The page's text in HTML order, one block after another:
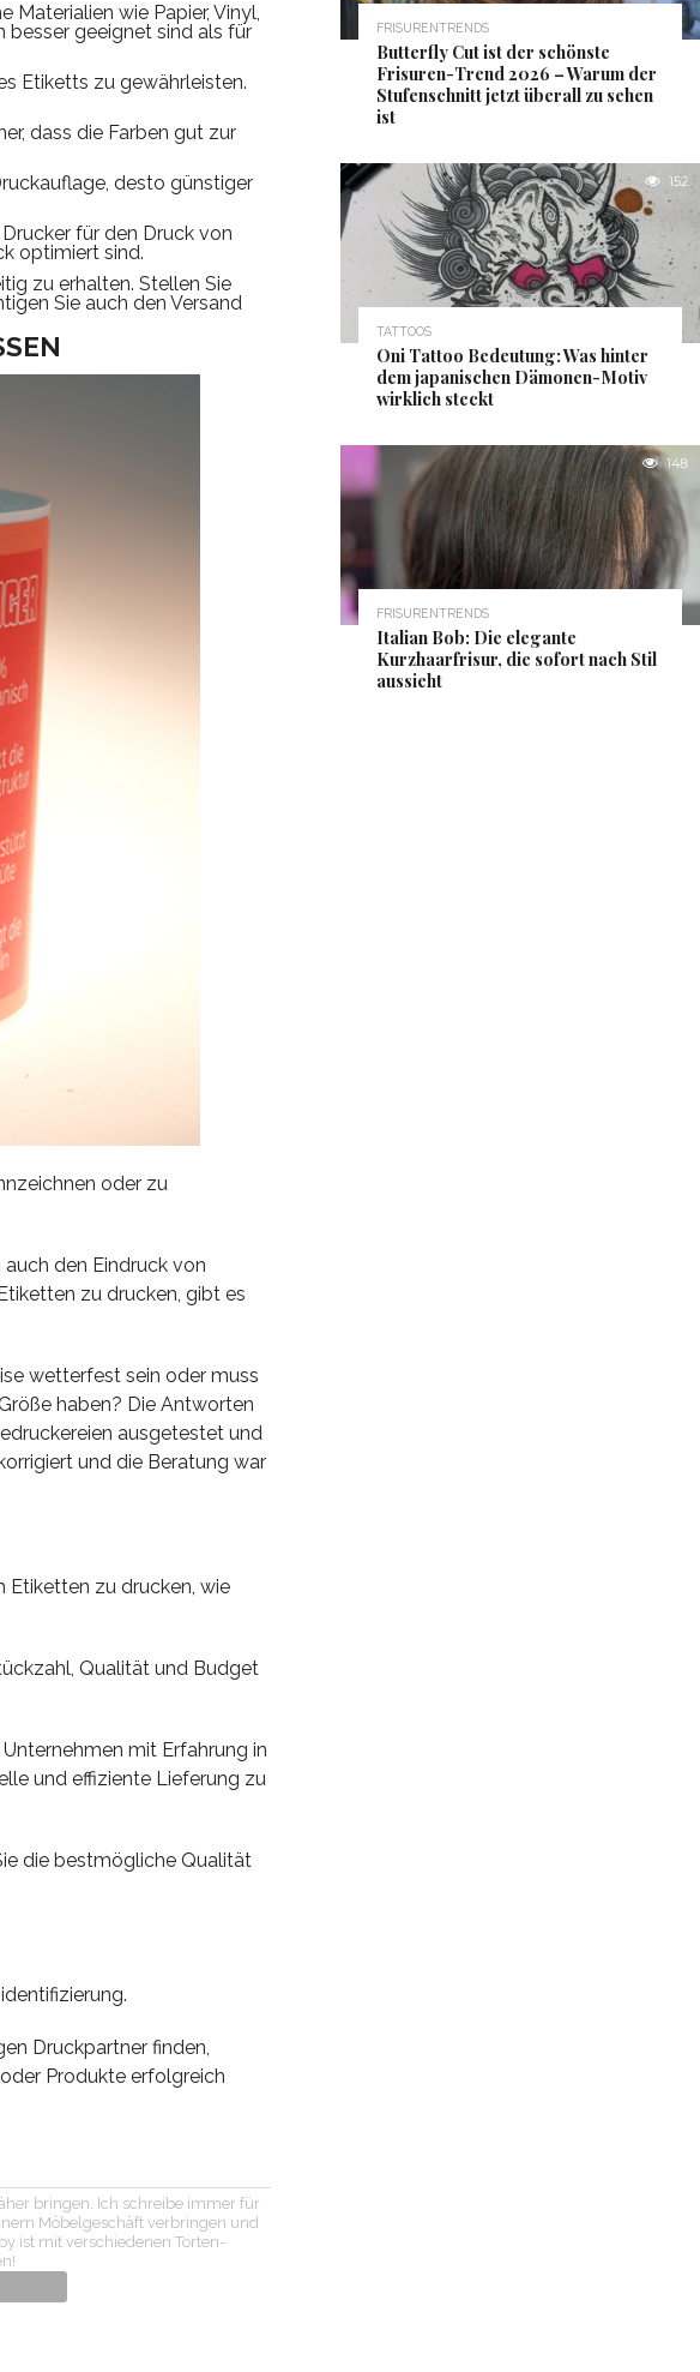
Materialien wie Papier, Vinyl,
besser geeignet sind als für
Etiketts zu gewährleisten.
dass die Farben gut zur
desto günstiger
für den Druck von
optimiert sind.
zu erhalten. Stellen Sie
Sie auch den Versand
oder zu
den Eindruck von
zu drucken, gibt es
wetterfest sein oder muss
haben? Die Antworten
ausgetestet und
und die Beratung war
Etiketten zu drucken, wie
Qualität und Budget
mit Erfahrung in
und effiziente Lieferung zu
die bestmögliche Qualität
Druckpartner finden,
Produkte erfolgreich
bringen. Ich schreibe immer für
Möbelgeschäft verbringen und
ist mit verschiedenen Torten-
FRISURENTRENDS
Butterfly Cut ist der schönste
Frisuren-Trend 2026 – Warum der
Stufenschnitt jetzt überall zu sehen
ist
152
TATTOOS
Oni Tattoo Bedeutung: Was hinter
dem japanischen Dämonen-Motiv
wirklich steckt
148
FRISURENTRENDS
Italian Bob: Die elegante
Kurzhaarfrisur, die sofort nach Stil
aussieht